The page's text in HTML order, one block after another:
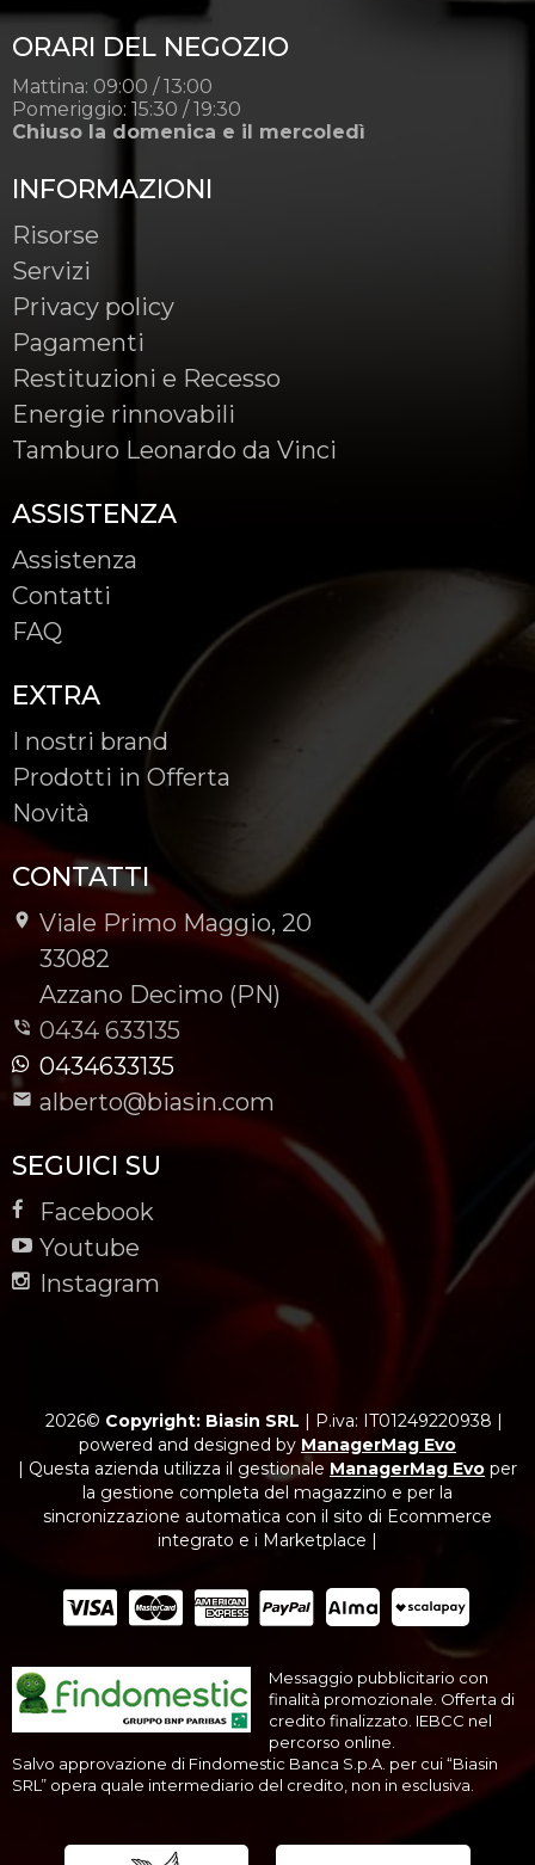
ORARI DEL NEGOZIO
Mattina: 09:00 / 13:00
Pomeriggio: 15:30 / 19:30
Chiuso la domenica e il mercoledì
INFORMAZIONI
Risorse
Servizi
Privacy policy
Pagamenti
Restituzioni e Recesso
Energie rinnovabili
Tamburo Leonardo da Vinci
ASSISTENZA
Assistenza
Contatti
FAQ
EXTRA
I nostri brand
Prodotti in Offerta
Novità
CONTATTI
Viale Primo Maggio, 20
-
33082
-
Azzano Decimo (PN)
0434 633135
0434633135
alberto@biasin.com
SEGUICI SU
Facebook
Youtube
Instagram
2026© Copyright: Biasin SRL | P.iva: IT01249220938 |
powered and designed by ManagerMag Evo
| Questa azienda utilizza il gestionale ManagerMag Evo per
la gestione completa del magazzino e per la
sincronizzazione automatica con il sito di Ecommerce
integrato e i Marketplace |
Messaggio pubblicitario con
finalità promozionale. Offerta di
credito finalizzato. IEBCC nel
percorso online.
Salvo approvazione di Findomestic Banca S.p.A. per cui “Biasin
SRL” opera quale intermediario del credito, non in esclusiva.